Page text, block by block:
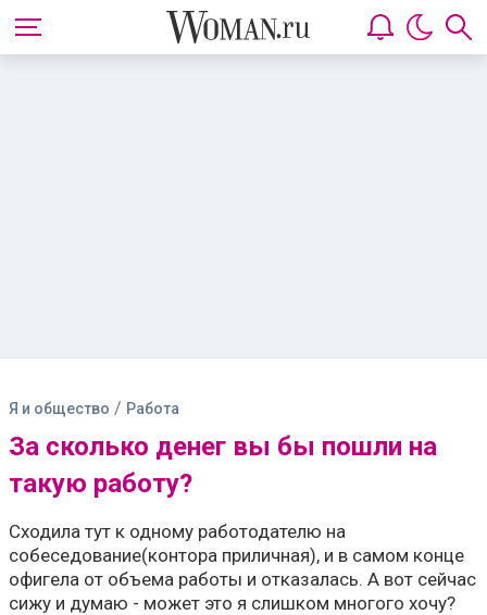
Я и общество / Работа
За сколько денег вы бы пошли на
такую работу?
Сходила тут к одному работодателю на
собеседование(контора приличная), и в самом конце
офигела от объема работы и отказалась. А вот сейчас
сижу и думаю - может это я слишком многого хочу?